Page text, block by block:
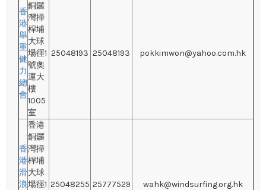
香
港
舉
重
健
力
總
會
銅鑼
灣掃
桿埔
大球
場徑1
號奧
運大
樓
1005
室
25048193 25048193 pokkimwon@yahoo.com.hk
香
港
滑
浪
香港
銅鑼
灣掃
桿埔
大球
場徑1 25048255 25777529 wahk@windsurfing.org.hk